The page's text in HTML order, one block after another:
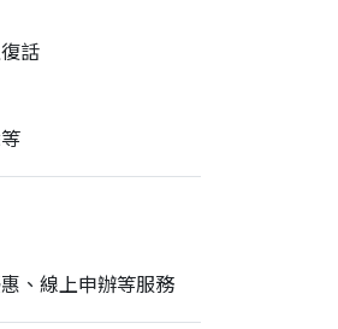
話
、線上申辦等服務